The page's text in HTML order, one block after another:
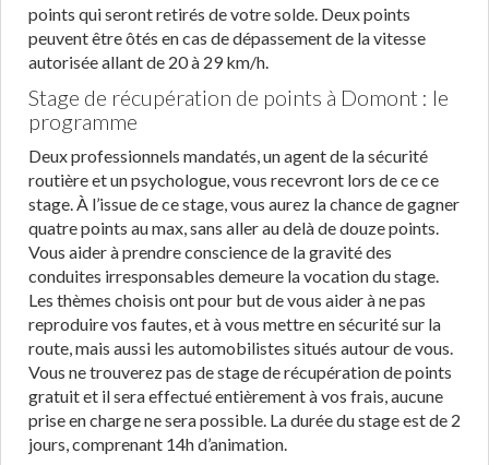
points qui seront retirés de votre solde. Deux points
peuvent être ôtés en cas de dépassement de la vitesse
autorisée allant de 20 à 29 km/h.
Stage de récupération de points à Domont : le
programme
Deux professionnels mandatés, un agent de la sécurité
routière et un psychologue, vous recevront lors de ce ce
stage. À l’issue de ce stage, vous aurez la chance de gagner
quatre points au max, sans aller au delà de douze points.
Vous aider à prendre conscience de la gravité des
conduites irresponsables demeure la vocation du stage.
Les thèmes choisis ont pour but de vous aider à ne pas
reproduire vos fautes, et à vous mettre en sécurité sur la
route, mais aussi les automobilistes situés autour de vous.
Vous ne trouverez pas de stage de récupération de points
gratuit et il sera effectué entièrement à vos frais, aucune
prise en charge ne sera possible. La durée du stage est de 2
jours, comprenant 14h d’animation.